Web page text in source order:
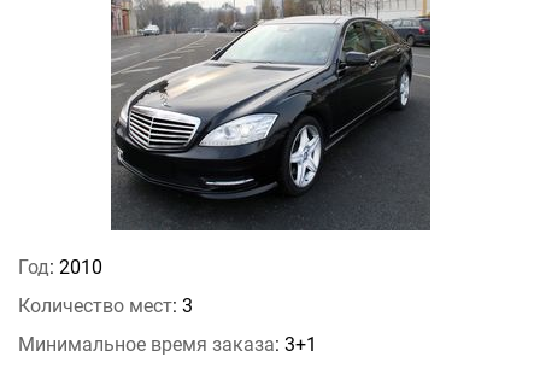
Год: 2010
Количество мест: 3
Минимальное время заказа: 3+1